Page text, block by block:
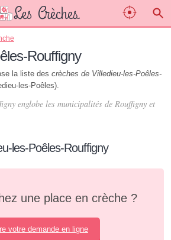
Rouffigny
la liste des crèches de Villedieu-les-Poêles-
les-Poêles).
englobe les municipalités de Rouffigny et
les-Poêles-Rouffigny
une place en crèche ?
votre demande en ligne